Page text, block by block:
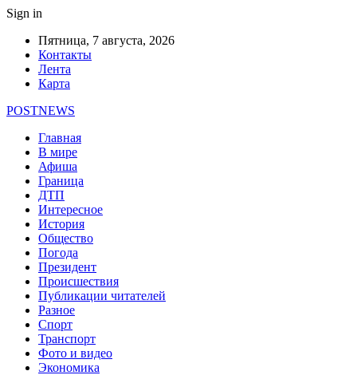
Sign in
Пятница, 7 августа, 2026
Контакты
Лента
Карта
POSTNEWS
Главная
В мире
Афиша
Граница
ДТП
Интересное
История
Общество
Погода
Президент
Происшествия
Публикации читателей
Разное
Спорт
Транспорт
Фото и видео
Экономика